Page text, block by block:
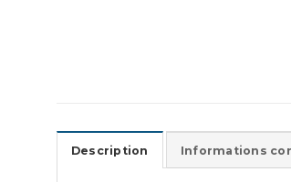
Description Informations